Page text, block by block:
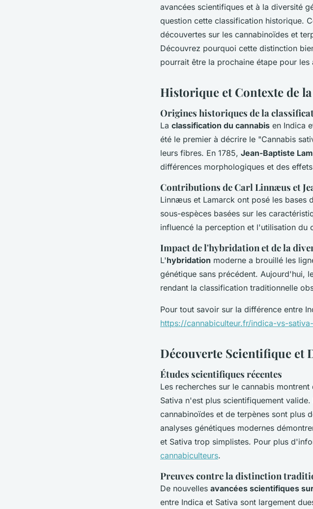
avancées scientifiques et à la diversité
question cette classification historique.
découvertes sur les cannabinoïdes et
Découvrez pourquoi cette distinction
pourrait être la prochaine étape pour les
Historique et Contexte de
Origines historiques de la
La classification du cannabis en Indica
été le premier à décrire le "Cannabis
leurs fibres. En 1785, Jean-Baptiste
différences morphologiques et des
Contributions de Carl Linnæus et
Linnæus et Lamarck ont posé les bases
sous-espèces basées sur les
influencé la perception et l'utilisation du
Impact de l'hybridation et de la
L'hybridation moderne a brouillé les
génétique sans précédent. Aujourd'hui,
rendant la classification traditionnelle
Pour tout savoir sur la différence entre
https://cannabiculteur.fr/indica-vs-
Découverte Scientifique et
Études scientifiques récentes
Les recherches sur le cannabis
Sativa n'est plus scientifiquement
cannabinoïdes et de terpènes sont plus
analyses génétiques modernes
et Sativa trop simplistes. Pour plus
cannabiculteurs.
Preuves contre la distinction
De nouvelles avancées scientifiques
entre Indica et Sativa sont largement